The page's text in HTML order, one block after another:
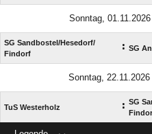
Sonntag,
SG Sandbostel/​Hesedorf/​
Findorf
: SG
Sonntag,
TuS Westerholz : SG